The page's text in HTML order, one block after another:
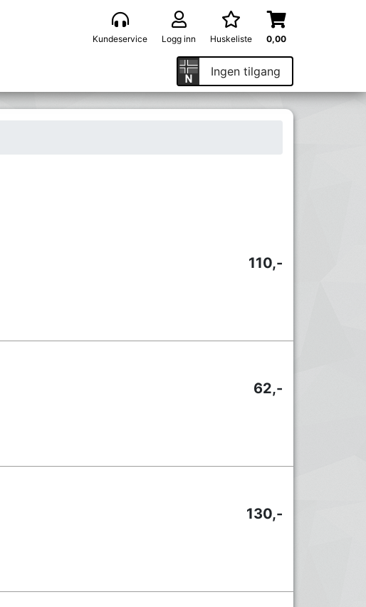
Kundeservice Logg inn Huskeliste 0,00
Ingen tilgang
110,-
62,-
130,-